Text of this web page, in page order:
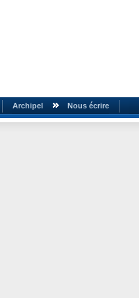
Archipel Nous écrire